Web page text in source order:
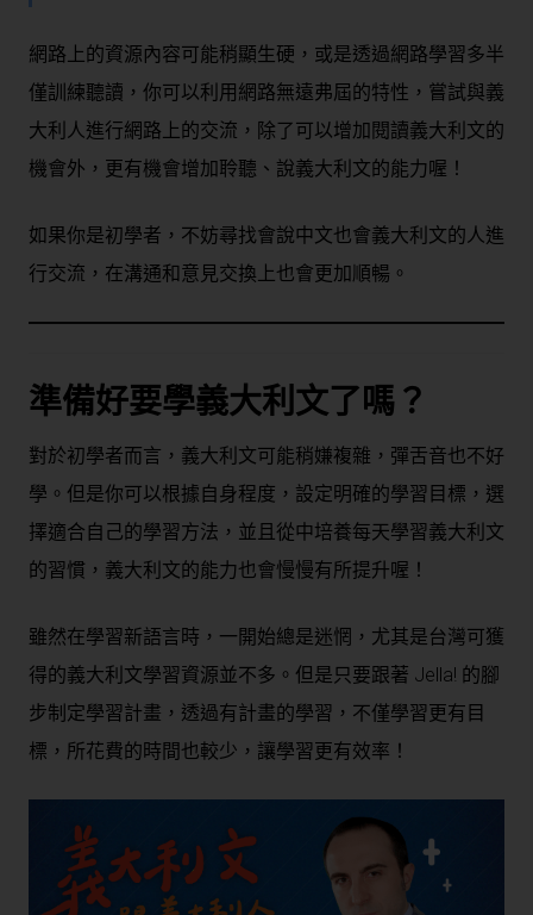
網路上的資源內容可能稍顯生硬，或是透過網路學習多半
僅訓練聽讀，你可以利用網路無遠弗屆的特性，嘗試與義
大利人進行網路上的交流，除了可以增加閱讀義大利文的
機會外，更有機會增加聆聽、說義大利文的能力喔！
如果你是初學者，不妨尋找會說中文也會義大利文的人進
行交流，在溝通和意見交換上也會更加順暢。
準備好要學義大利文了嗎？
對於初學者而言，義大利文可能稍嫌複雜，彈舌音也不好
學。但是你可以根據自身程度，設定明確的學習目標，選
擇適合自己的學習方法，並且從中培養每天學習義大利文
的習慣，義大利文的能力也會慢慢有所提升喔！
雖然在學習新語言時，一開始總是迷惘，尤其是台灣可獲
得的義大利文學習資源並不多。但是只要跟著 Jella! 的腳
步制定學習計畫，透過有計畫的學習，不僅學習更有目
標，所花費的時間也較少，讓學習更有效率！